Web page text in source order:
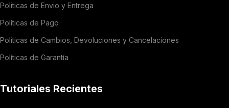
Politicas de Envio y Entrega
Políticas de Pago
Políticas de Cambios, Devoluciones y Cancelaciones
Políticas de Garantía
Tutoriales Recientes